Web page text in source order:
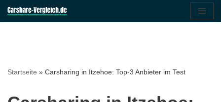
Startseite » Carsharing in Itzehoe: Top-3 Anbieter im Test